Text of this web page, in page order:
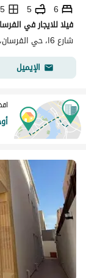
6
5
فيلا للايجار في
شارع 6ا، حي الفرسان، الدمام
الإيميل